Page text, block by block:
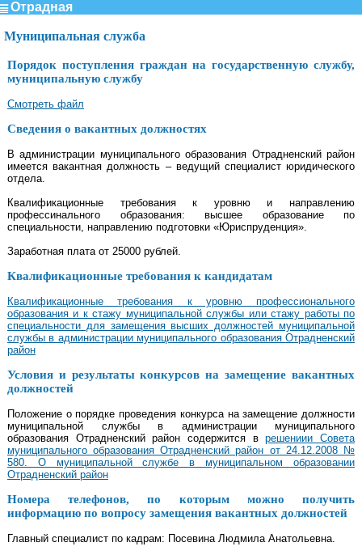
Отрадная
Муниципальная служба
Порядок поступления граждан на государственную службу,
муниципальную службу
Смотреть файл
Сведения о вакантных должностях
В администрации муниципального образования Отрадненский район
имеется вакантная должность – ведущий специалист юридического
отдела.
Квалификационные требования к уровню и направлению
профессинального образования: высшее образование по
специальности, направлению подготовки «Юриспруденция».
Заработная плата от 25000 рублей.
Квалификационные требования к кандидатам
Квалификационные требования к уровню профессионального
образования и к стажу муниципальной службы или стажу работы по
специальности для замещения высших должностей муниципальной
службы в администрации муниципального образования Отрадненский
район
Условия и результаты конкурсов на замещение вакантных
должностей
Положение о порядке проведения конкурса на замещение должности
муниципальной службы в администрации муниципального
образования Отрадненский район содержится врешениии Совета
муниципального образования Отрадненский район от 24.12.2008 №
580. О муниципальной службе в муниципальном образовании
Отрадненский район
Номера телефонов, по которым можно получить
информацию по вопросу замещения вакантных должностей
Главный специалист по кадрам: Посевина Людмила Анатольевна.